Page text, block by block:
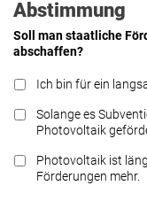
Abstimmung
Soll man staatliche
abschaffen?
Ich bin für ein
Solange es
Photovoltaik
Photovoltaik ist
Förderungen mehr.